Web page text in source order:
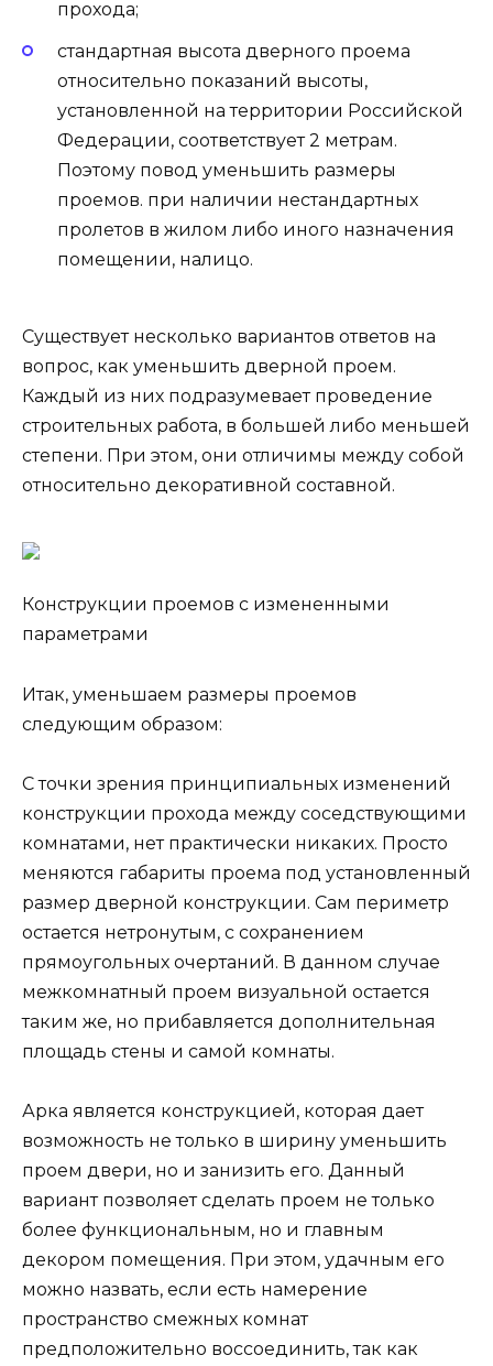
прохода;
стандартная высота дверного проема
относительно показаний высоты,
установленной на территории Российской
Федерации, соответствует 2 метрам.
Поэтому повод уменьшить размеры
проемов. при наличии нестандартных
пролетов в жилом либо иного назначения
помещении, налицо.
Существует несколько вариантов ответов на
вопрос, как уменьшить дверной проем.
Каждый из них подразумевает проведение
строительных работа, в большей либо меньшей
степени. При этом, они отличимы между собой
относительно декоративной составной.
Конструкции проемов с измененными
параметрами
Итак, уменьшаем размеры проемов
следующим образом:
С точки зрения принципиальных изменений
конструкции прохода между соседствующими
комнатами, нет практически никаких. Просто
меняются габариты проема под установленный
размер дверной конструкции. Сам периметр
остается нетронутым, с сохранением
прямоугольных очертаний. В данном случае
межкомнатный проем визуальной остается
таким же, но прибавляется дополнительная
площадь стены и самой комнаты.
Арка является конструкцией, которая дает
возможность не только в ширину уменьшить
проем двери, но и занизить его. Данный
вариант позволяет сделать проем не только
более функциональным, но и главным
декором помещения. При этом, удачным его
можно назвать, если есть намерение
пространство смежных комнат
предположительно воссоединить, так как